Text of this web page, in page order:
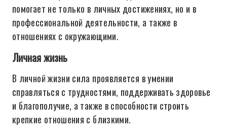
помогает не только в личных достижениях, но и в
профессиональной деятельности, а также в
отношениях с окружающими.
Личная жизнь
В личной жизни сила проявляется в умении
справляться с трудностями, поддерживать здоровье
и благополучие, а также в способности строить
крепкие отношения с близкими.